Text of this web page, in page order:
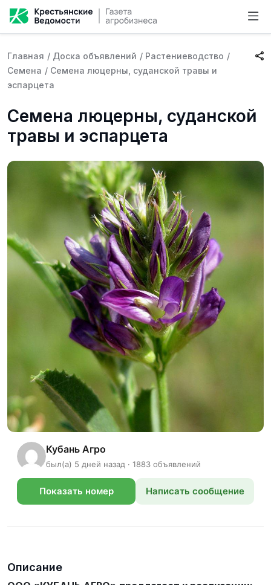
Главная / Доска объявлений / Растениеводство /
Семена / Семена люцерны, суданской травы и
эспарцета
Семена люцерны, суданской
травы и эспарцета
Кубань Агро
был(а) 5 дней назад · 1883 объявлений
Показать номер Написать сообщение
Описание